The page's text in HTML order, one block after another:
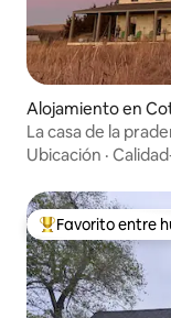
Alojamiento en
La casa de la
Ubicación ·
Favorito entre
Favorito entre